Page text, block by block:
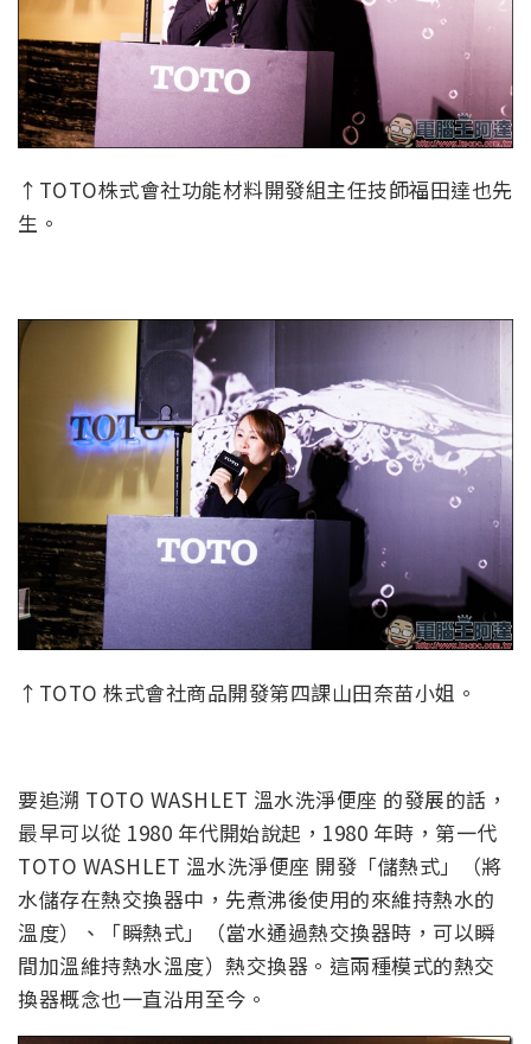
↑TOTO株式會社功能材料開發組主任技師福田達也先
生。
↑TOTO 株式會社商品開發第四課山田奈苗小姐。
要追溯 TOTO WASHLET 溫水洗淨便座 的發展的話，
最早可以從 1980 年代開始說起，1980 年時，第一代
TOTO WASHLET 溫水洗淨便座 開發「儲熱式」（將
水儲存在熱交換器中，先煮沸後使用的來維持熱水的
溫度）、「瞬熱式」（當水通過熱交換器時，可以瞬
間加溫維持熱水溫度）熱交換器。這兩種模式的熱交
換器概念也一直沿用至今。